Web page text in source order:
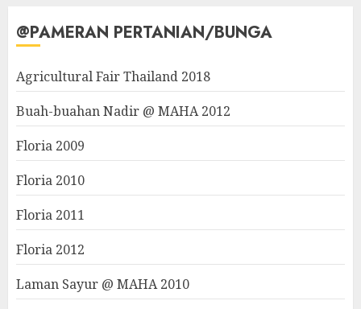
@PAMERAN PERTANIAN/BUNGA
Agricultural Fair Thailand 2018
Buah-buahan Nadir @ MAHA 2012
Floria 2009
Floria 2010
Floria 2011
Floria 2012
Laman Sayur @ MAHA 2010